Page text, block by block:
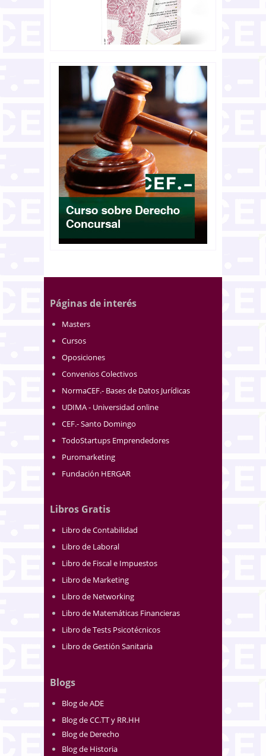
Páginas de interés
Masters
Cursos
Oposiciones
Convenios Colectivos
NormaCEF.- Bases de Datos Jurídicas
UDIMA - Universidad online
CEF.- Santo Domingo
TodoStartups Emprendedores
Puromarketing
Fundación HERGAR
Libros Gratis
Libro de Contabilidad
Libro de Laboral
Libro de Fiscal e Impuestos
Libro de Marketing
Libro de Networking
Libro de Matemáticas Financieras
Libro de Tests Psicotécnicos
Libro de Gestión Sanitaria
Blogs
Blog de ADE
Blog de CC.TT y RR.HH
Blog de Derecho
Blog de Historia